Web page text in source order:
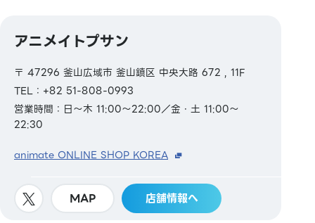
アニメイトプサン
〒 47296 釜山広域市 釜山鎮区 中央大路 672 , 11F
TEL：+82 51-808-0993
営業時間：日～木 11:00～22:00／金・土 11:00～
22:30
animate ONLINE SHOP KOREA
MAP 店舗情報へ